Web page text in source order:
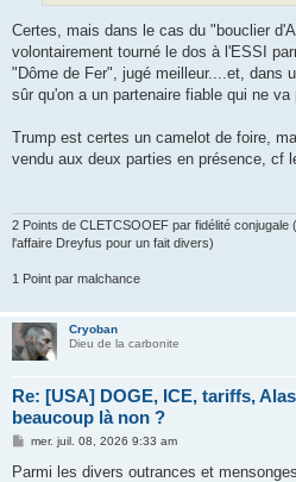
Certes, mais dans le cas du "bouclier
volontairement tourné le dos à l'ESSI
"Dôme de Fer", jugé meilleur....et, dans
sûr qu'on a un partenaire fiable qui ne
Trump est certes un camelot de foire,
vendu aux deux parties en présence, cf
2 Points de CLETCSOOEF par fidélité
l'affaire Dreyfus pour un fait divers)
1 Point par malchance
Cryoban
Dieu de la carbonite
Re: [USA] DOGE, ICE, tariffs,
beaucoup là non ?
M
s
mer. juil. 08, 2026 9:33 am
Parmi les divers outrances et